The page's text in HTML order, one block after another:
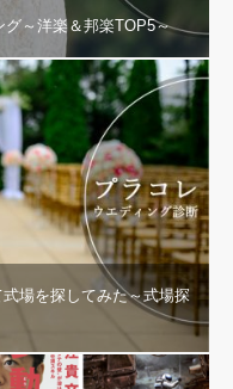
グ～洋楽＆邦楽TOP5～
場を探してみた～式場探